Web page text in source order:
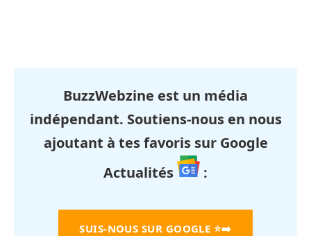
BuzzWebzine est un média
indépendant. Soutiens-nous en nous
ajoutant à tes favoris sur Google
Actualités
:
SUIS-NOUS SUR GOOGLE ⭐➡️